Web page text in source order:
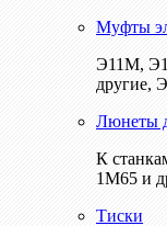
Муфты
Э11М,
другие,
Люнеты
К
1М65 и
Тиски